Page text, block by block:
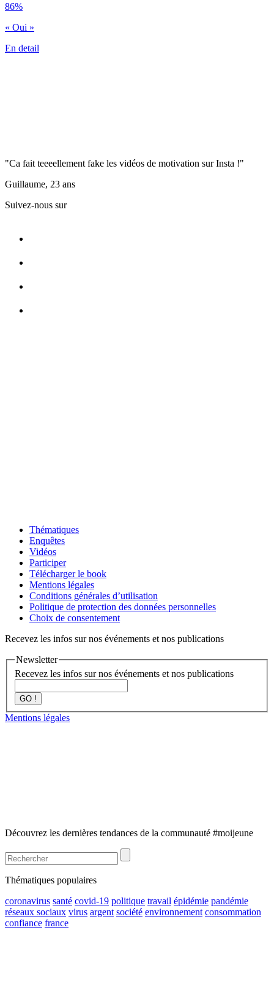
86%
« Oui »
En detail
"Ca fait teeeellement fake les vidéos de motivation sur Insta !"
Guillaume, 23 ans
Suivez-nous sur
Thématiques
Enquêtes
Vidéos
Participer
Télécharger le book
Mentions légales
Conditions générales d’utilisation
Politique de protection des données personnelles
Choix de consentement
Recevez les infos sur nos événements et nos publications
Newsletter
Recevez les infos sur nos événements et nos publications
GO !
Mentions légales
Découvrez les dernières tendances de la communauté #moijeune
Thématiques populaires
coronavirus santé covid-19 politique travail épidémie pandémie
réseaux sociaux virus argent société environnement consommation
confiance france